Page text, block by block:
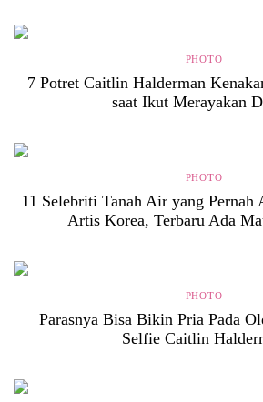
PHOTO
7 Potret Caitlin Halderman
saat Ikut Merayakan
PHOTO
11 Selebriti Tanah Air yang Pernah
Artis Korea, Terbaru Ada
PHOTO
Parasnya Bisa Bikin Pria Pada
Selfie Caitlin